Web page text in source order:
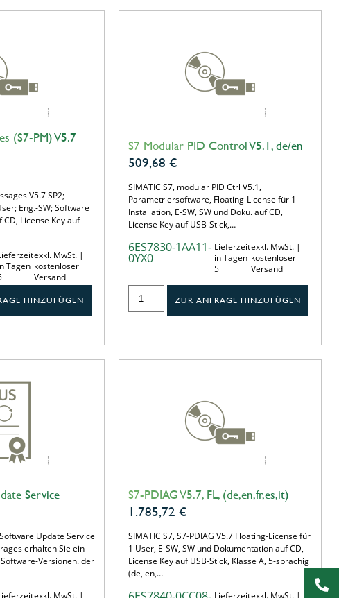
(S7-PM) V5.7
V5.7 SP2;
Eng.-SW; Software
License Key auf
Tagen
exkl. MwSt. |
kostenloser
Versand
HINZUFÜGEN
S7 Modular PID Control V5.1, de/en
509,68€
SIMATIC S7, modular PID Ctrl V5.1,
Parametriersoftware, Floating-License für 1
Installation, E-SW, SW und Doku. auf CD,
License Key auf USB-Stick,…
6ES7830-1AA11-
0YX0
Lieferzeit
in Tagen
5
exkl. MwSt. |
kostenloser
Versand
ZUR ANFRAGE HINZUFÜGEN
Service
Update Service
erhalten Sie ein
Versionen. der
exkl. MwSt. |
S7-PDIAG V5.7, FL, (de,en,fr,es,it)
1.785,72€
SIMATIC S7, S7-PDIAG V5.7 Floating-License für
1 User, E-SW, SW und Dokumentation auf CD,
License Key auf USB-Stick, Klasse A, 5-sprachig
(de, en,…
Lieferzeitexkl. MwSt. |